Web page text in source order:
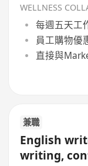
WELLNESS
每週五天工
員工購物優
直接與
兼職
English
writing,